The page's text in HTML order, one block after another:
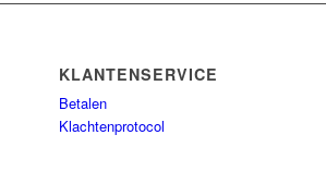
KLANTENSERVICE
Betalen
Klachtenprotocol